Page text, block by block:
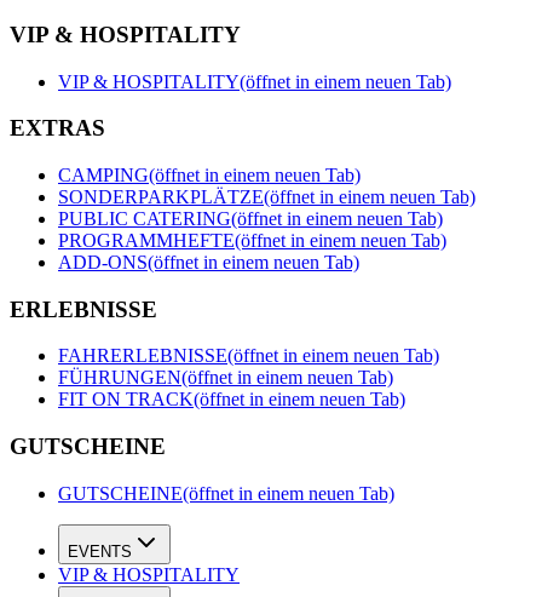
VIP & HOSPITALITY
VIP & HOSPITALITY(öffnet in einem neuen Tab)
EXTRAS
CAMPING(öffnet in einem neuen Tab)
SONDERPARKPLÄTZE(öffnet in einem neuen Tab)
PUBLIC CATERING(öffnet in einem neuen Tab)
PROGRAMMHEFTE(öffnet in einem neuen Tab)
ADD-ONS(öffnet in einem neuen Tab)
ERLEBNISSE
FAHRERLEBNISSE(öffnet in einem neuen Tab)
FÜHRUNGEN(öffnet in einem neuen Tab)
FIT ON TRACK(öffnet in einem neuen Tab)
GUTSCHEINE
GUTSCHEINE(öffnet in einem neuen Tab)
EVENTS
VIP & HOSPITALITY